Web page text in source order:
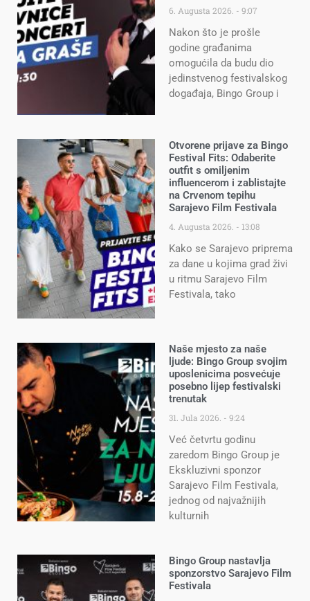
6. Augusta 2026. 9:07
Nakon što je prošle
godine građanima
omogućila da budu dio
jedinstvenog festivalskog
događaja, Bingo Group i
Otvorene prijave za Bingo
Festival Fits: Odaberite
outfit s omiljenim
influencerom i zablistajte
na Crvenom tepihu
Sarajevo Film Festivala
4. Augusta 2026. 13:08
Kako se Sarajevo priprema
za dane u kojima grad živi
u ritmu Sarajevo Film
Festivala, tako
Naše mjesto za naše
ljude: Bingo Group svojim
uposlenicima posvećuje
posebno lijep festivalski
trenutak
31. Jula 2026. 9:24
Već četvrtu godinu
zaredom Bingo Group je
Ekskluzivni sponzor
Sarajevo Film Festivala,
jednog od najvažnijih
kulturnih
Bingo Group nastavlja
sponzorstvo Sarajevo Film
Festivala